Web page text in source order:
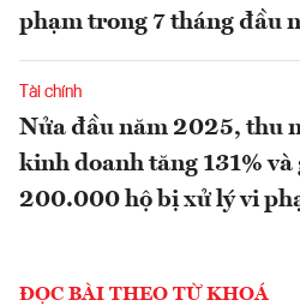
phạm trong 7 tháng đầu
Tài chính
Nửa đầu năm 2025, thu
kinh doanh tăng 131% và
200.000 hộ bị xử lý vi
ĐỌC BÀI THEO TỪ KHOÁ